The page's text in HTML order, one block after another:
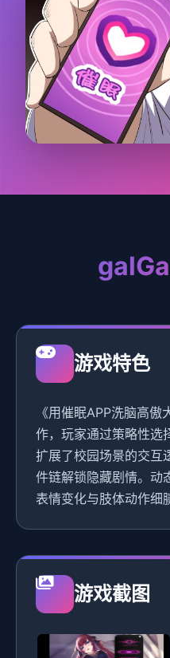
游戏特色
《用催眠APP洗脑高
作，玩家通过策略性选
扩展了校园场景的交互
件链解锁隐藏剧情。动
表情变化与肢体动作细
游戏截图